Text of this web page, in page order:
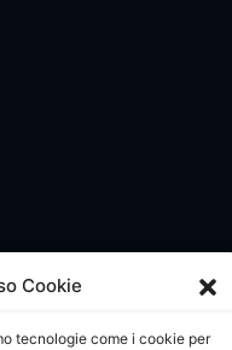
Cookie
tecnologie come i cookie per